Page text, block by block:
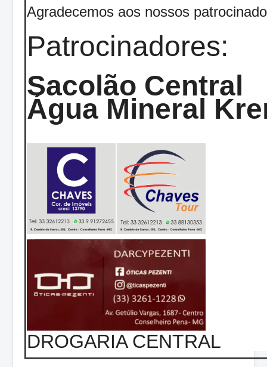
Agradecemos aos nossos
Patrocinadores:
Sacolão Central
Água Mineral
DROGARIA CENTRAL